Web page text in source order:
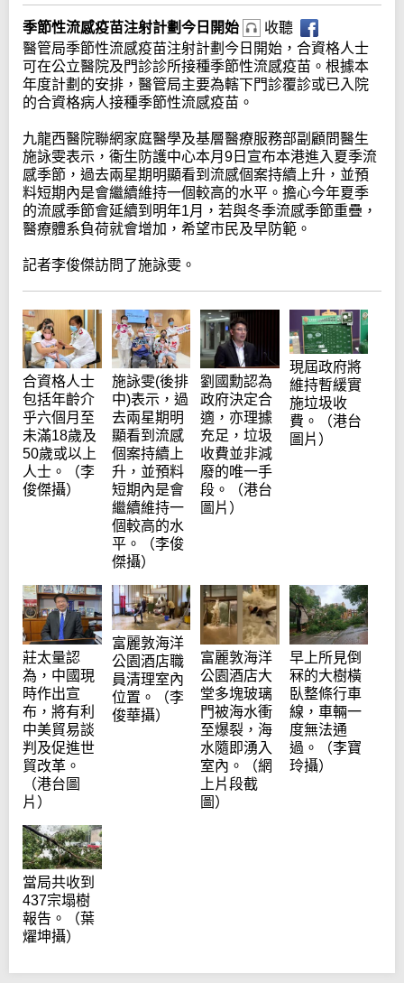
季節性流感疫苗注射計劃今日開始
收聽
醫管局季節性流感疫苗注射計劃今日開始，合資格人士
可在公立醫院及門診診所接種季節性流感疫苗。根據本
年度計劃的安排，醫管局主要為轄下門診覆診或已入院
的合資格病人接種季節性流感疫苗。
九龍西醫院聯網家庭醫學及基層醫療服務部副顧問醫生
施詠雯表示，衞生防護中心本月9日宣布本港進入夏季流
感季節，過去兩星期明顯看到流感個案持續上升，並預
料短期內是會繼續維持一個較高的水平。擔心今年夏季
的流感季節會延續到明年1月，若與冬季流感季節重疊，
醫療體系負荷就會增加，希望市民及早防範。
記者李俊傑訪問了施詠雯。
合資格人士
包括年齡介
乎六個月至
未滿18歲及
50歲或以上
人士。（李
俊傑攝）
施詠雯(後排
中)表示，過
去兩星期明
顯看到流感
個案持續上
升，並預料
短期內是會
繼續維持一
個較高的水
平。（李俊
傑攝）
劉國勳認為
政府決定合
適，亦理據
充足，垃圾
收費並非減
廢的唯一手
段。（港台
圖片）
現屆政府將
維持暫緩實
施垃圾收
費。（港台
圖片）
莊太量認
為，中國現
時作出宣
布，將有利
中美貿易談
判及促進世
貿改革。
（港台圖
片）
富麗敦海洋
公園酒店職
員清理室內
位置。（李
俊華攝）
富麗敦海洋
公園酒店大
堂多塊玻璃
門被海水衝
至爆裂，海
水隨即湧入
室內。（網
上片段截
圖）
早上所見倒
冧的大樹橫
臥整條行車
線，車輛一
度無法通
過。（李寶
玲攝）
當局共收到
437宗塌樹
報告。（葉
燿坤攝）